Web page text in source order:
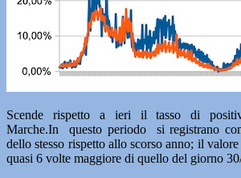
Scende rispetto a ieri il tasso di
Marche.In questo periodo si registrano
dello stesso rispetto allo scorso anno; il
quasi 6 volte maggiore di quello del giorno